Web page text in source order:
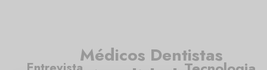
Médicos Dentistas